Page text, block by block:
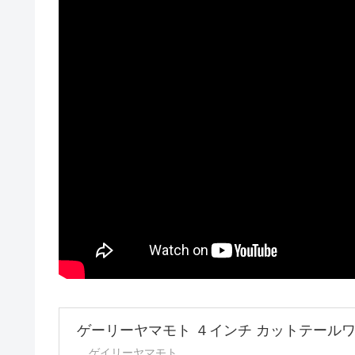
ゲーリーヤマモト ４インチ カットテール
ゲイリーヤマモト